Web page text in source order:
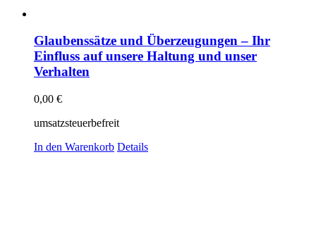
Glaubenssätze und Überzeugungen – Ihr
Einfluss auf unsere Haltung und unser
Verhalten
0,00 €
umsatzsteuerbefreit
In den Warenkorb Details